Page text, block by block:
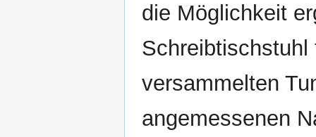
die Möglichkeit
versammelten
angemessenen